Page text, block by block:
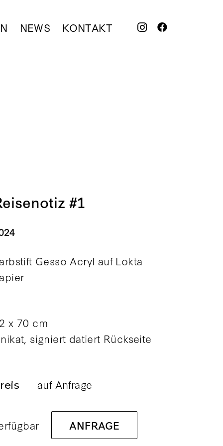
NEWS KONTAKT
#1
Gesso Acryl auf Lokta
x 70 cm
signiert datiert Rückseite
auf Anfrage
ANFRAGE